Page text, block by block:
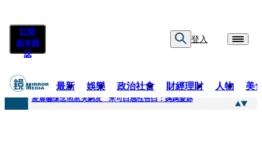
訂閱
紙本雜
誌
登入
最新 娛樂 政治社會 財經理財 人物 美
快訊
凌晨曬懷念照惹哭網友 米可白感性告白：媽媽愛妳